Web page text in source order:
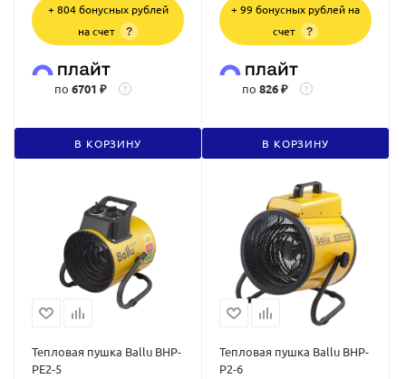
+ 804 бонусных рублей
на счет
?
по 6701 ₽ ?
В КОРЗИНУ
+ 99 бонусных рублей на
счет
?
по 826 ₽ ?
В КОРЗИНУ
Тепловая пушка Ballu BHP-
PE2-5
Тепловая пушка Ballu BHP-
P2-6